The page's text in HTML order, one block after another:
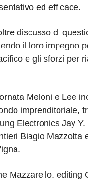
ed efficace.
discusso di
il loro impegno
e gli sforzi per
Meloni e Lee
imprenditoriale,
Electronics Jay Y.
Biagio Mazzotta
Mazzarello, editing